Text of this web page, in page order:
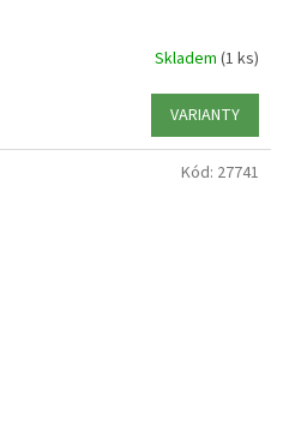
Skladem (1 ks)
VARIANTY
Kód: 27741